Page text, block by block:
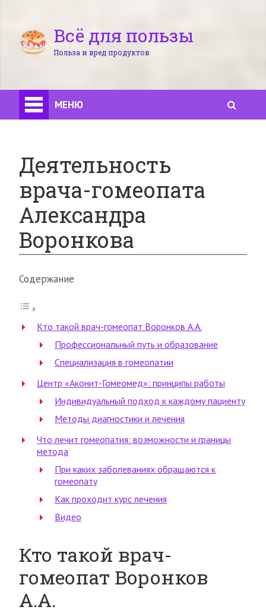
Всё для пользы
Польза и вред продуктов
МЕНЮ
Деятельность
врача-гомеопата
Александра
Воронкова
Содержание
Кто такой врач-гомеопат Воронков А.А.
Профессиональный путь и образование
Специализация в гомеопатии
Центр «Аконит-Гомеомед»: принципы работы
Индивидуальный подход к каждому пациенту
Методы диагностики и лечения
Что лечит гомеопатия: возможности и границы
метода
При каких заболеваниях обращаются к
гомеопату
Как проходит курс лечения
Видео
Кто такой врач-
гомеопат Воронков
А.А.